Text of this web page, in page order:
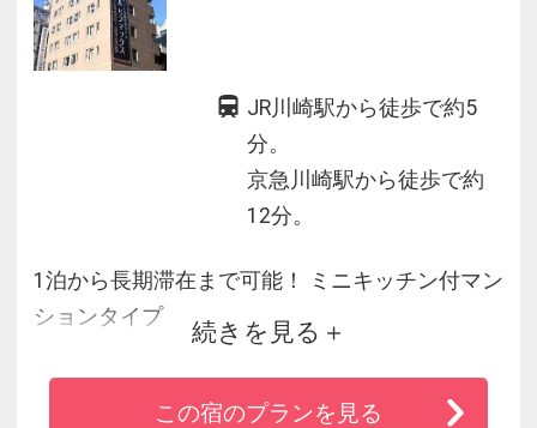
JR川崎駅から徒歩で約5
分。
京急川崎駅から徒歩で約
12分。
1泊から長期滞在まで可能！ ミニキッチン付マン
ションタイプ
東海道本線「川崎駅」西口から徒歩5分！
品川、横浜、羽田空港へのアクセスにも大変便
続きを見る
この宿のプランを見る